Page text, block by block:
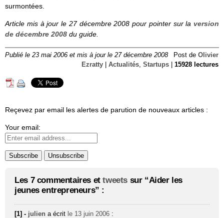
surmontées.
Article mis à jour le 27 décembre 2008 pour pointer sur la version
de décembre 2008 du guide.
Publié le 23 mai 2006 et mis à jour le 27 décembre 2008 Post de Olivier
Ezratty
Actualités, Startups 15928 lectures
Reçevez par email les alertes de parution de nouveaux articles :
Your email:
Les 7 commentaires ettweets sur “Aider les
jeunes entrepreneurs” :
[1] - julien a écrit le 13 juin 2006 :